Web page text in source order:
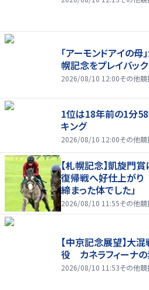
「アーモンドアイの
幌記念をプレイバック
2026/08/10 12:00その他競
1位は18年前の1分
キング
2026/08/10 12:00その他競
【札幌記念】凱旋門
復帰戦へ好仕上がり
締まった体でした」
2026/08/10 11:55その他競
【中京記念展望】大
役 カネラフィーナ
2026/08/10 11:53その他競